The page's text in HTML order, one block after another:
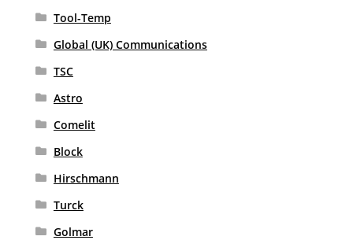
Tool-Temp
Global (UK) Communications
TSC
Astro
Comelit
Block
Hirschmann
Turck
Golmar